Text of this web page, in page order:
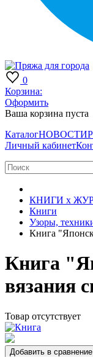
0
Корзина:
Оформить
Ваша корзина пуста
КаталогНОВОСТИ
Личный кабинет
КНИГИ х
Книги
Узоры,
Книга
Книга
вязания
Товар отсутствует
Добавить в сравнение